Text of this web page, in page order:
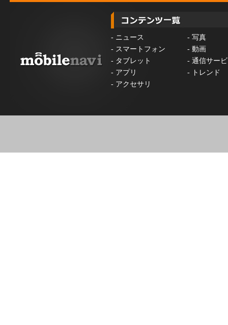
- ニュース - 写真
- スマートフォン - 動画
- タブレット - 通信サー
- アプリ -
トレンド
- アクセサリ